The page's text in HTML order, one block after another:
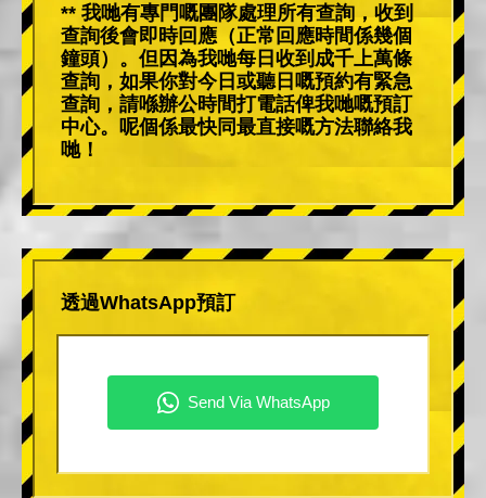
** 我哋有專門嘅團隊處理所有查詢，收到
查詢後會即時回應（正常回應時間係幾個
鐘頭）。但因為我哋每日收到成千上萬條
查詢，如果你對今日或聽日嘅預約有緊急
查詢，請喺辦公時間打電話俾我哋嘅預訂
中心。呢個係最快同最直接嘅方法聯絡我
哋！
透過WhatsApp預訂